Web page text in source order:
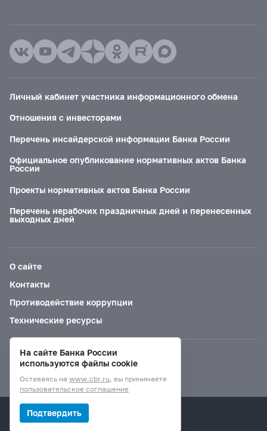
Личный кабинет участника информационного обмена
Отношения с инвесторами
Перечень инсайдерской информации Банка России
Официальное опубликование нормативных актов Банка
России
Проекты нормативных актов Банка России
Перечень нерабочих праздничных дней и перенесенных
выходных дней
О сайте
Контакты
Противодействие коррупции
Технические ресурсы
Версия для слабовидящих
© Банк России, 2000–2026.
На сайте Банка России
используются файлы cookie
Оставаясь на www.cbr.ru, вы принимаете
пользовательское соглашение
Подтвердить